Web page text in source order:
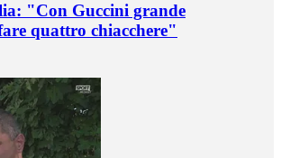
"Con Guccini grande
quattro chiacchere"